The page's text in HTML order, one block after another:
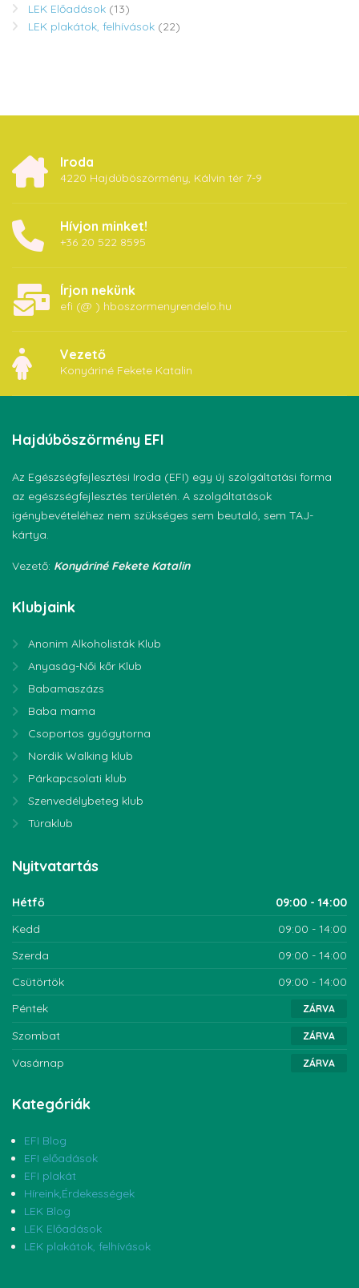
LEK Előadások (13)
LEK plakátok, felhívások (22)
Iroda
4220 Hajdúböszörmény, Kálvin tér 7-9
Hívjon minket!
+36 20 522 8595
Írjon nekünk
efi (@ ) hboszormenyrendelo.hu
Vezető
Konyáriné Fekete Katalin
Hajdúböszörmény EFI
Az Egészségfejlesztési Iroda (EFI) egy új szolgáltatási forma
az egészségfejlesztés területén. A szolgáltatások
igénybevételéhez nem szükséges sem beutaló, sem TAJ-
kártya.
Vezető: Konyáriné Fekete Katalin
Klubjaink
Anonim Alkoholisták Klub
Anyaság-Női kőr Klub
Babamaszázs
Baba mama
Csoportos gyógytorna
Nordik Walking klub
Párkapcsolati klub
Szenvedélybeteg klub
Túraklub
Nyitvatartás
Hétfő
09:00 - 14:00
Kedd
09:00 - 14:00
Szerda
09:00 - 14:00
Csütörtök
09:00 - 14:00
Péntek
ZÁRVA
Szombat ZÁRVA
Vasárnap ZÁRVA
Kategóriák
EFI Blog
EFI előadások
EFI plakát
Híreink,Érdekességek
LEK Blog
LEK Előadások
LEK plakátok, felhívások